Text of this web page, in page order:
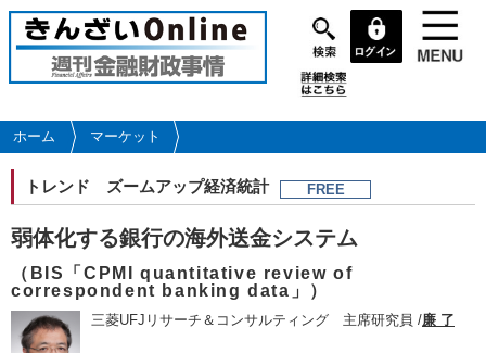
メ
イ
コ
ン
ツ
に
移
動
ホーム マーケット
トレンド ズームアップ経済統計 FREE
弱体化する銀行の海外送金システム
（BIS「CPMI quantitative review of
correspondent banking data」）
三菱UFJリサーチ＆コンサルティング 主席研究員 /廉 了